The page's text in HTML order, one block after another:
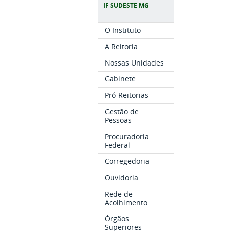
IF SUDESTE MG
O Instituto
A Reitoria
Nossas Unidades
Gabinete
Pró-Reitorias
Gestão de
Pessoas
Procuradoria
Federal
Corregedoria
Ouvidoria
Rede de
Acolhimento
Órgãos
Superiores